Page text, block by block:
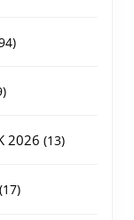
94
29
2026 1313
1717